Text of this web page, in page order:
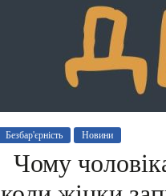
Безбар'єрність Новини
Чому